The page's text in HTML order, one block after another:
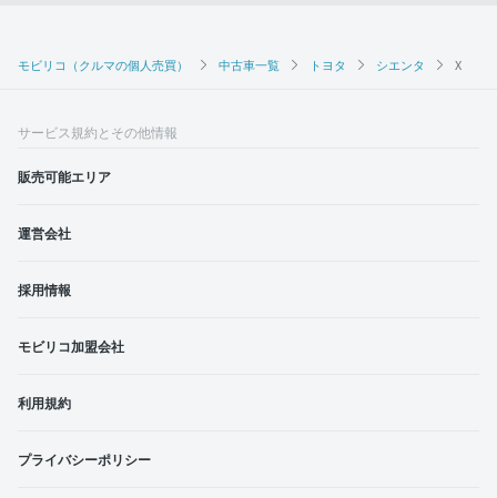
モビリコ（クルマの個人売買） 中古車一覧 トヨタ シエンタ X
サービス規約とその他情報
販売可能エリア
運営会社
採用情報
モビリコ加盟会社
利用規約
プライバシーポリシー